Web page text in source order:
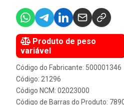
Produto de peso
variável
Código do Fabricante: 500001346
Código: 21296
Código NCM: 02023000
Código de Barras do Produto: